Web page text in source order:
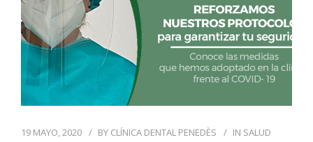
19 MAYO, 2020 BY CLÍNICA DENTAL PENEDÈS IN SALUD